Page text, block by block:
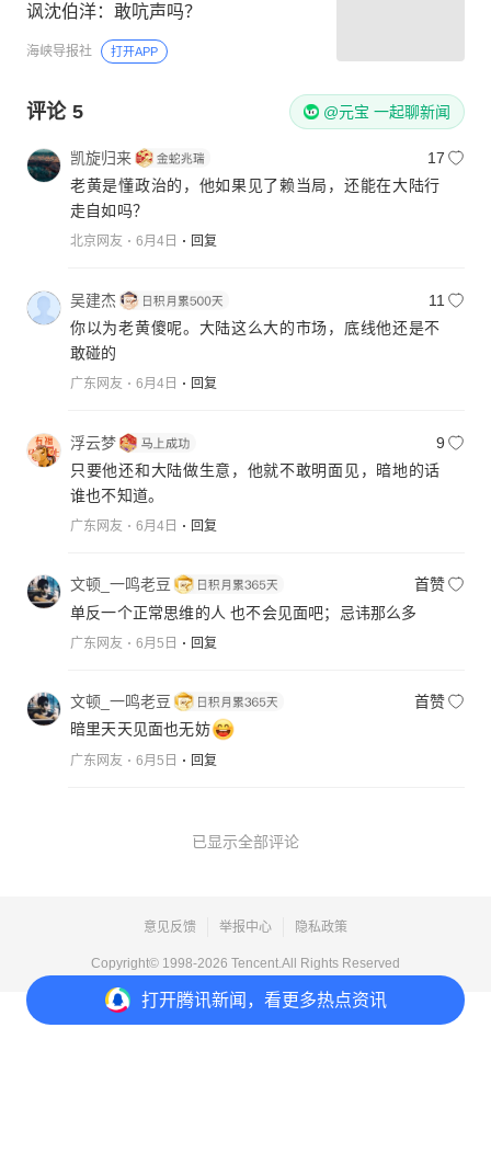
打开腾讯新闻，看更多热点资讯
讽沈伯洋：敢吭声吗？
海峡导报社 打开APP
评论 5 @元宝 一起聊新闻
凯旋归来
17
老黄是懂政治的，他如果见了赖当局，还能在大陆行
走自如吗？
北京网友 6月4日 回复
吴建杰
11
你以为老黄傻呢。大陆这么大的市场，底线他还是不
敢碰的
广东网友 6月4日 回复
浮云梦
9
只要他还和大陆做生意，他就不敢明面见，暗地的话
谁也不知道。
广东网友 6月4日 回复
文顿_一鸣老豆
首赞
单反一个正常思维的人 也不会见面吧；忌讳那么多
广东网友 6月5日 回复
文顿_一鸣老豆
首赞
暗里天天见面也无妨
广东网友 6月5日 回复
已显示全部评论
意见反馈 举报中心 隐私政策
Copyright© 1998-2026 Tencent.All Rights Reserved